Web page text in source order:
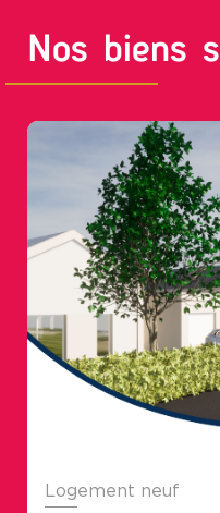
Nos biens
Logement neuf